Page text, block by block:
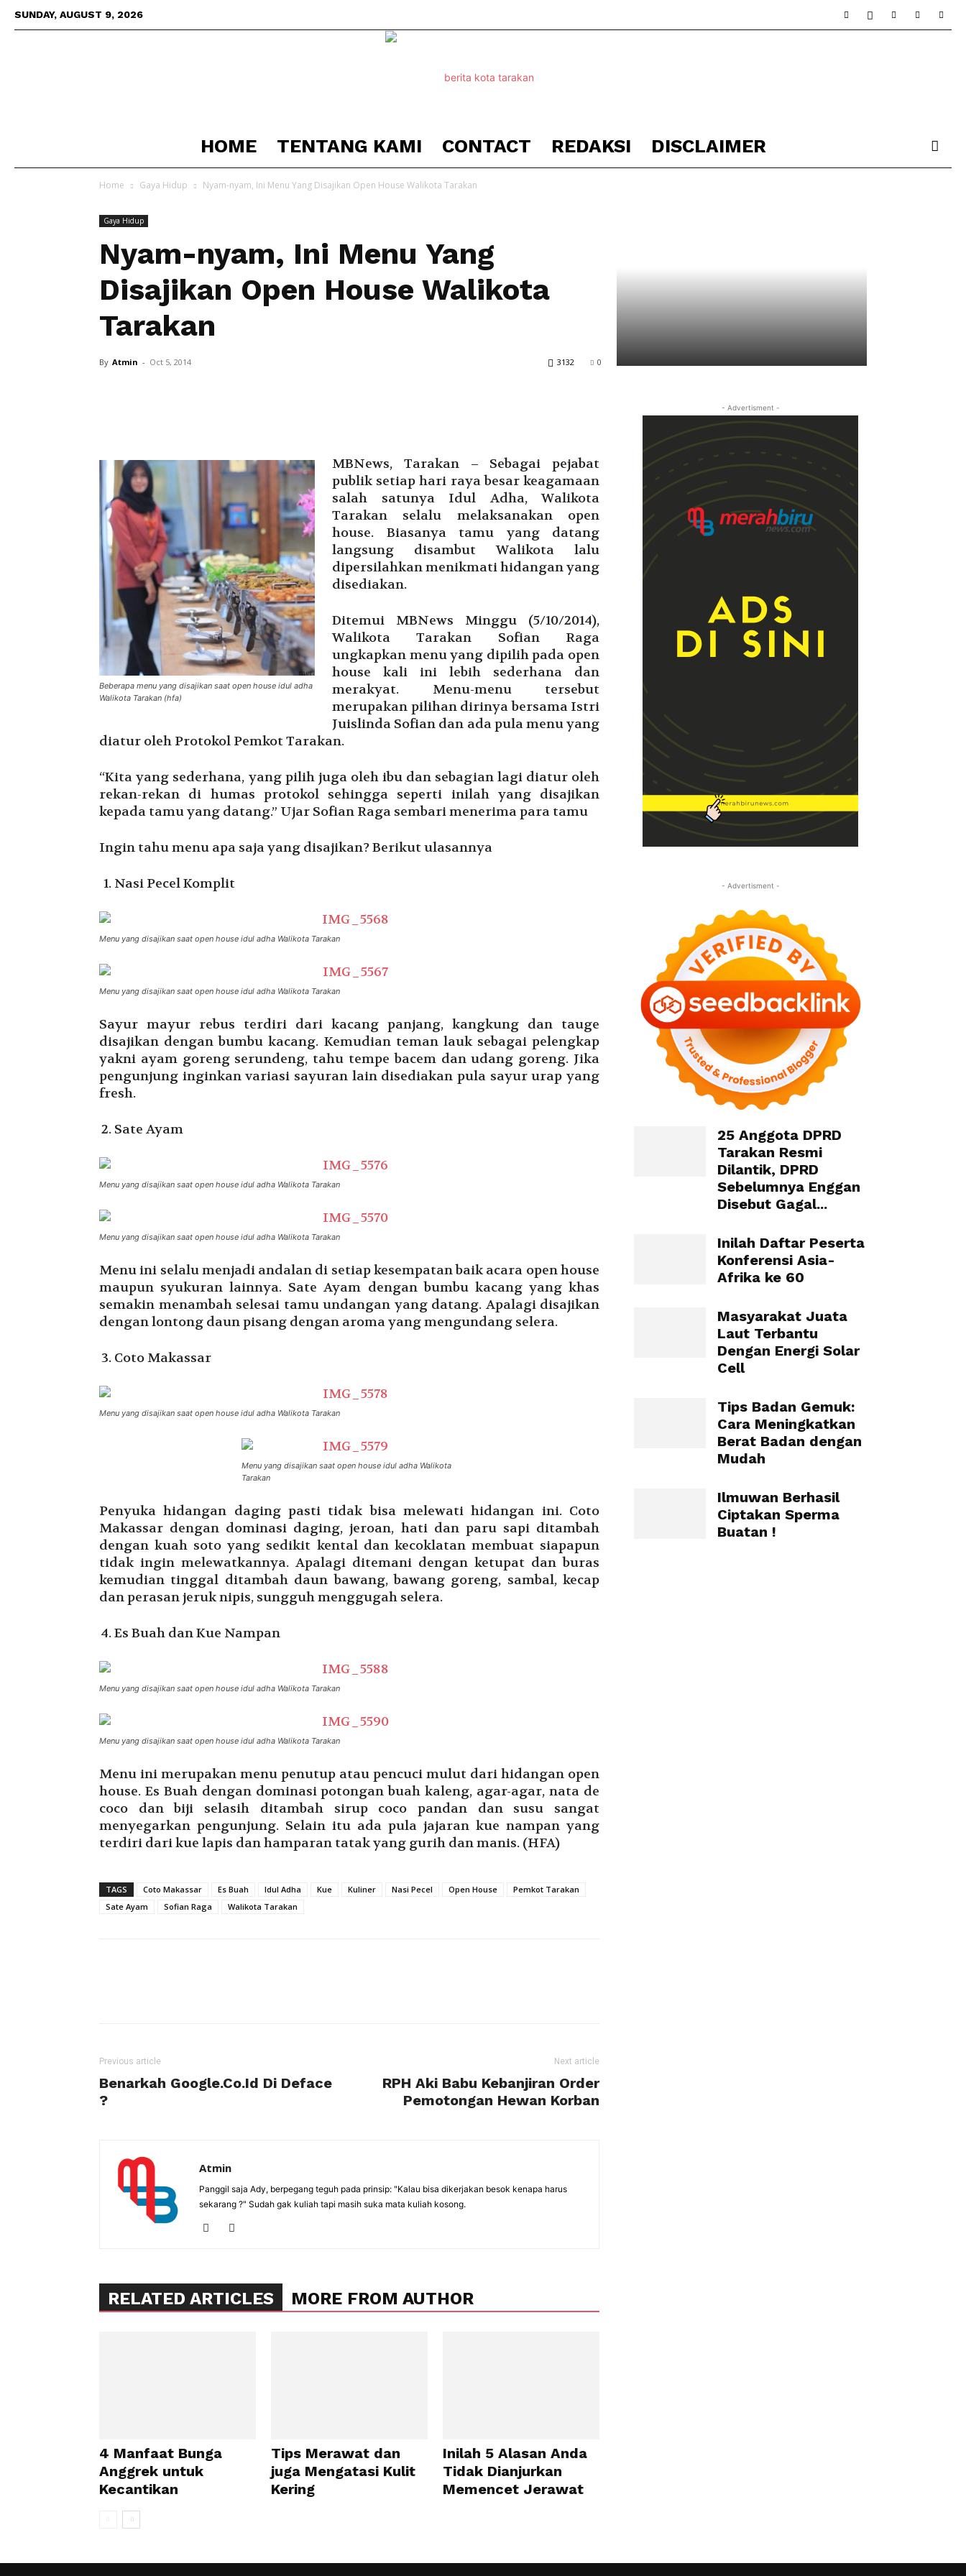
SUNDAY, AUGUST 9, 2026
Berita
Kota
HOME TENTANG KAMI CONTACT REDAKSI DISCLAIMER
Home Gaya Hidup Nyam-nyam, Ini Menu Yang Disajikan Open House Walikota Tarakan
Gaya Hidup
Nyam-nyam, Ini Menu Yang
Disajikan Open House Walikota
Tarakan
By Atmin - Oct 5, 2014 0
3132
Beberapa menu yang disajikan saat open house idul adha
Walikota Tarakan (hfa)
MBNews, Tarakan – Sebagai pejabat
publik setiap hari raya besar keagamaan
salah satunya Idul Adha, Walikota
Tarakan selalu melaksanakan open
house. Biasanya tamu yang datang
langsung disambut Walikota lalu
dipersilahkan menikmati hidangan yang
disediakan.
Ditemui MBNews Minggu (5/10/2014),
Walikota Tarakan Sofian Raga
ungkapkan menu yang dipilih pada open
house kali ini lebih sederhana dan
merakyat. Menu-menu tersebut
merupakan pilihan dirinya bersama Istri
Juislinda Sofian dan ada pula menu yang
diatur oleh Protokol Pemkot Tarakan.
“Kita yang sederhana, yang pilih juga oleh ibu dan sebagian lagi diatur oleh
rekan-rekan di humas protokol sehingga seperti inilah yang disajikan
kepada tamu yang datang.” Ujar Sofian Raga sembari menerima para tamu
Ingin tahu menu apa saja yang disajikan? Berikut ulasannya
Nasi Pecel Komplit
Menu yang disajikan saat open house idul adha Walikota Tarakan
Menu yang disajikan saat open house idul adha Walikota Tarakan
Sayur mayur rebus terdiri dari kacang panjang, kangkung dan tauge
disajikan dengan bumbu kacang. Kemudian teman lauk sebagai pelengkap
yakni ayam goreng serundeng, tahu tempe bacem dan udang goreng. Jika
pengunjung inginkan variasi sayuran lain disediakan pula sayur urap yang
fresh.
Sate Ayam
Menu yang disajikan saat open house idul adha Walikota Tarakan
Menu yang disajikan saat open house idul adha Walikota Tarakan
Menu ini selalu menjadi andalan di setiap kesempatan baik acara open house
maupun syukuran lainnya. Sate Ayam dengan bumbu kacang yang khas
semakin menambah selesai tamu undangan yang datang. Apalagi disajikan
dengan lontong daun pisang dengan aroma yang mengundang selera.
Coto Makassar
Menu yang disajikan saat open house idul adha Walikota Tarakan
Menu yang disajikan saat open house idul adha Walikota
Tarakan
Penyuka hidangan daging pasti tidak bisa melewati hidangan ini. Coto
Makassar dengan dominasi daging, jeroan, hati dan paru sapi ditambah
dengan kuah soto yang sedikit kental dan kecoklatan membuat siapapun
tidak ingin melewatkannya. Apalagi ditemani dengan ketupat dan buras
kemudian tinggal ditambah daun bawang, bawang goreng, sambal, kecap
dan perasan jeruk nipis, sungguh menggugah selera.
Es Buah dan Kue Nampan
Menu yang disajikan saat open house idul adha Walikota Tarakan
Menu yang disajikan saat open house idul adha Walikota Tarakan
Menu ini merupakan menu penutup atau pencuci mulut dari hidangan open
house. Es Buah dengan dominasi potongan buah kaleng, agar-agar, nata de
coco dan biji selasih ditambah sirup coco pandan dan susu sangat
menyegarkan pengunjung. Selain itu ada pula jajaran kue nampan yang
terdiri dari kue lapis dan hamparan tatak yang gurih dan manis. (HFA)
TAGS Coto Makassar Es Buah Idul Adha Kue Kuliner Nasi Pecel Open House
Pemkot Tarakan
Sate Ayam
Sofian Raga Walikota Tarakan
Previous article
Benarkah Google.Co.Id Di Deface
?
Next article
RPH Aki Babu Kebanjiran Order
Pemotongan Hewan Korban
Atmin
Panggil saja Ady, berpegang teguh pada prinsip: "Kalau bisa dikerjakan besok kenapa harus
sekarang ?" Sudah gak kuliah tapi masih suka mata kuliah kosong.
RELATED ARTICLES MORE FROM AUTHOR
4 Manfaat Bunga
Anggrek untuk
Kecantikan
Tips Merawat dan
juga Mengatasi Kulit
Kering
Inilah 5 Alasan Anda
Tidak Dianjurkan
Memencet Jerawat
- Advertisment -
- Advertisment -
25 Anggota DPRD
Tarakan Resmi
Dilantik, DPRD
Sebelumnya Enggan
Disebut Gagal...
Inilah Daftar Peserta
Konferensi Asia-
Afrika ke 60
Masyarakat Juata
Laut Terbantu
Dengan Energi Solar
Cell
Tips Badan Gemuk:
Cara Meningkatkan
Berat Badan dengan
Mudah
Ilmuwan Berhasil
Ciptakan Sperma
Buatan !